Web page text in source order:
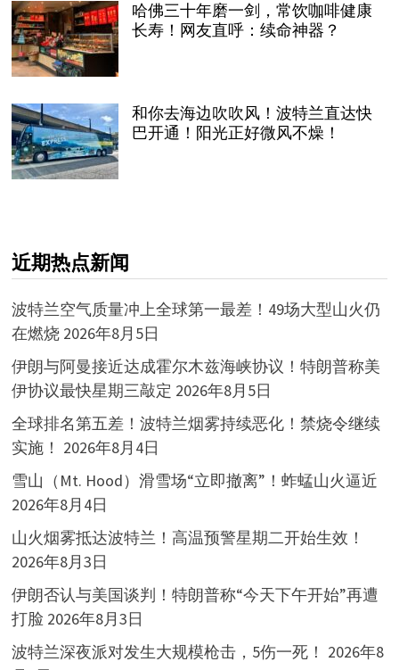
哈佛三十年磨一剑，常饮咖啡健康
长寿！网友直呼：续命神器？
和你去海边吹吹风！波特兰直达快
巴开通！阳光正好微风不燥！
近期热点新闻
波特兰空气质量冲上全球第一最差！49场大型山火仍
在燃烧 2026年8月5日
伊朗与阿曼接近达成霍尔木兹海峡协议！特朗普称美
伊协议最快星期三敲定 2026年8月5日
全球排名第五差！波特兰烟雾持续恶化！禁烧令继续
实施！ 2026年8月4日
雪山（Mt. Hood）滑雪场“立即撤离”！蚱蜢山火逼近
2026年8月4日
山火烟雾抵达波特兰！高温预警星期二开始生效！
2026年8月3日
伊朗否认与美国谈判！特朗普称“今天下午开始”再遭
打脸 2026年8月3日
波特兰深夜派对发生大规模枪击，5伤一死！ 2026年8